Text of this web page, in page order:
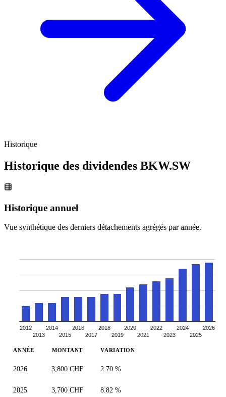
Historique
Historique des dividendes BKW.SW
Historique annuel
Vue synthétique des derniers détachements agrégés par année.
2012
2013
2014
2015
2016
2017
2018
2019
2020
2021
2022
2023
2024
2025
2026
ANNÉE MONTANT VARIATION
2026 3,800 CHF 2.70 %
2025 3,700 CHF 8.82 %